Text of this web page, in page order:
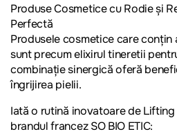
Produse Cosmetice cu Rodie și
Perfectă
Produsele cosmetice care
sunt precum elixirul tineretii
combinație sinergică oferă
îngrijirea pielii.
Iată o rutină inovatoare de
brandul francez SO BIO ETIC: